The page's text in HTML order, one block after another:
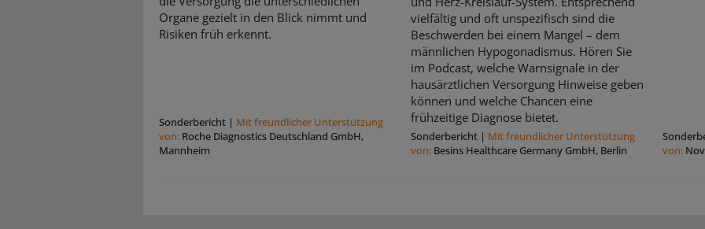
Organe gezielt in den Blick nimmt und
Risiken früh erkennt.
Sonderbericht | Mit freundlicher Unterstützung
von: Roche Diagnostics Deutschland GmbH,
Mannheim
vielfältig und oft unspezifisch sind die
Beschwerden bei einem Mangel – dem
männlichen Hypogonadismus. Hören Sie
im Podcast, welche Warnsignale in der
hausärztlichen Versorgung Hinweise geben
können und welche Chancen eine
frühzeitige Diagnose bietet.
Sonderbericht| Mit freundlicher Unterstützung
von: Besins Healthcare Germany GmbH, Berlin
von: